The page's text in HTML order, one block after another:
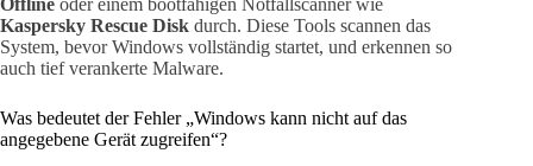
Kaspersky Rescue Disk durch. Diese Tools scannen das
System, bevor Windows vollständig startet, und erkennen so
auch tief verankerte Malware.
Was bedeutet der Fehler „Windows kann nicht auf das
angegebene Gerät zugreifen“?